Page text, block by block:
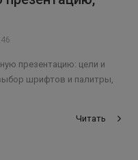
презентацию: цели и
шрифтов и палитры,
Читать